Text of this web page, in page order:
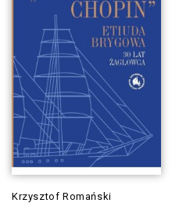
Krzysztof Romański